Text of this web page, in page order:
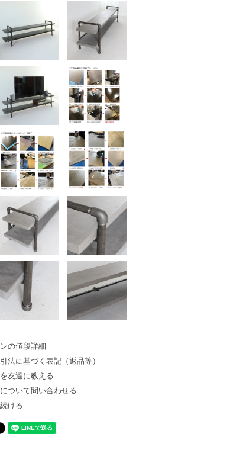
の値段詳細
法に基づく表記（返品等）
友達に教える
ついて問い合わせる
ける